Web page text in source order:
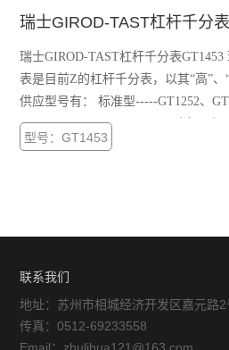
瑞士GIROD-TAST杠杆千分
瑞士GIROD-TAST杠杆千分表
表是目前Z的杠杆千分表，以其“高”、
供应型号有： 标准型-----GT1252、
GT1254、GT1454 GT1453SP 侧面型
GT1293、GT1493
型号：GT1453
联系我们
地址：苏州市相城经济开发区嘉元路
传真：0512-69233558